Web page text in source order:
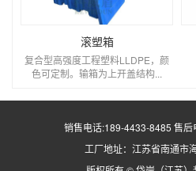
滚塑箱
复合型高强度工程塑料LLDPE，颜
色可定制。输箱为上开盖结构...
销售电话:189-4433-8485 售
工厂地址：江苏省南通市